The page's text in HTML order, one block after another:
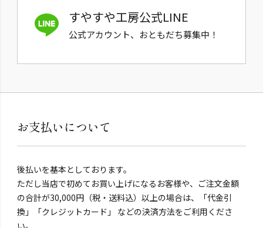
すやすや工房公式LINE
公式アカウント、おともだち募集中！
お支払いについて
後払いを基本としております。
ただし当店で初めてお買い上げになるお客様や、ご注文金額
の合計が30,000円（税・送料込）以上の場合は、「代金引
換」「クレジットカード」 などの決済方法をご利用くださ